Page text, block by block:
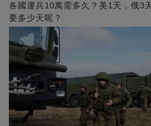
各國運兵10萬需多久？美1天，俄3
要多少天呢？